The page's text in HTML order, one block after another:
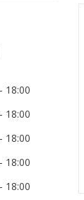
18:00
18:00
18:00
18:00
18:00